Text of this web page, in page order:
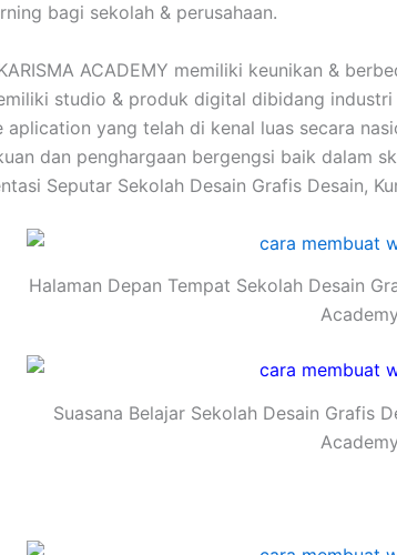
bagi sekolah & perusahaan.
ACADEMY memiliki keunikan &
studio & produk digital dibidang
yang telah di kenal luas secara
dan penghargaan bergengsi baik dalam
Seputar Sekolah Desain Grafis Desain,
Halaman Depan Tempat Sekolah Desain
Academy
Suasana Belajar Sekolah Desain Grafis
Academy